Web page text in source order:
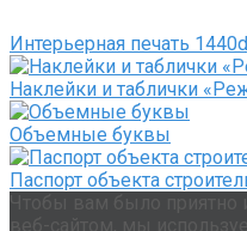
Интерьерная печать
Наклейки и таблички
Объемные буквы
Паспорт объекта